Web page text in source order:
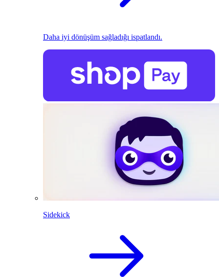
Daha iyi dönüşüm sağladığı ispatlandı.
Sidekick